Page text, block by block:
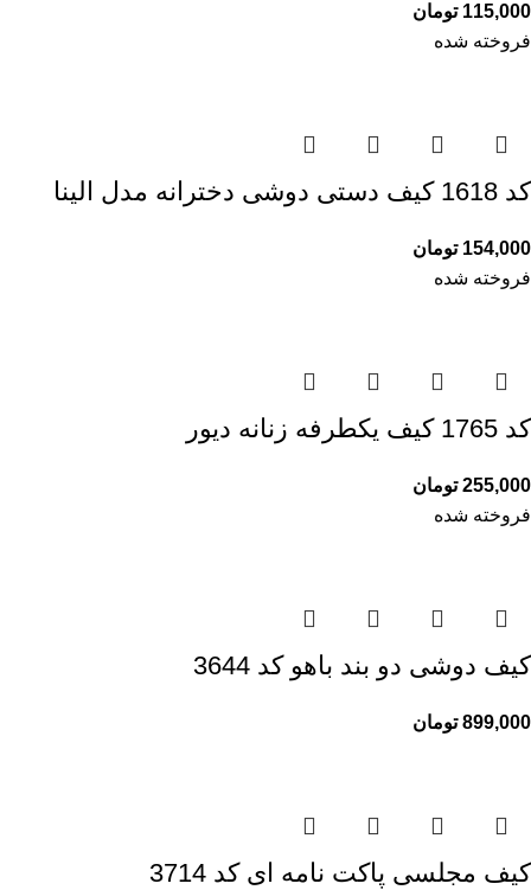
115,000 تومان
فروخته شده
کد 1618 کیف دستی دوشی دخترانه مدل الینا
154,000 تومان
فروخته شده
کد 1765 کیف یکطرفه زنانه دیور
255,000 تومان
فروخته شده
کیف دوشی دو بند باهو کد 3644
899,000 تومان
کیف مجلسی پاکت نامه ای کد 3714